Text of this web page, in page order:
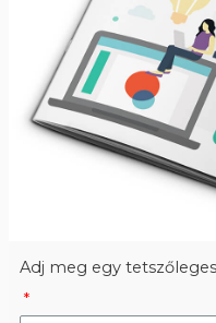
Adj meg egy